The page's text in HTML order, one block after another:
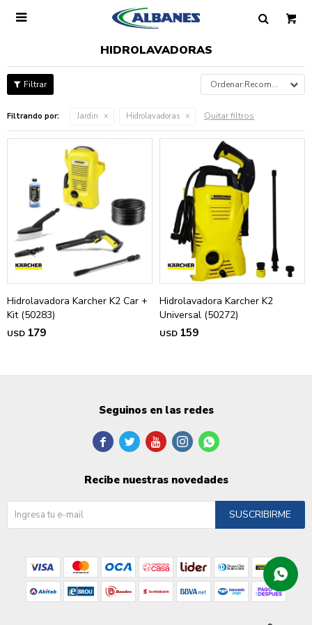

HIDROLAVADORAS
Recomendados
Filtrando por: Jardin Hidrolavadoras Quitar filtros
Hidrolavadora Karcher K2 Car +
Kit (50283)
USD 179
Hidrolavadora Karcher K2
Universal (50272)
USD 159
Seguinos en las redes
    
Recibe nuestras novedades
SUSCRIBIRME